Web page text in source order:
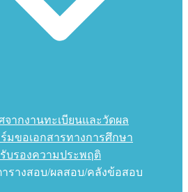
จากงานทะเบียนและวัดผล
มขอเอกสารทางการศึกษา
บรองความประพฤติ
ารางสอบ/ผลสอบ/คลังข้อสอบ